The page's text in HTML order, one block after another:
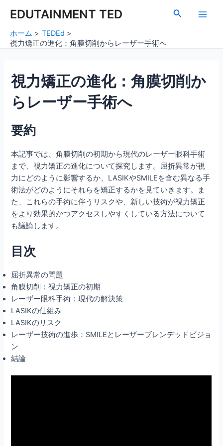
EDUTAINMENT TED
検
Main
ホーム
TEDEd
視力矯正の進化：角膜切削からレーザー手術へ
視力矯正の進化：角膜切削か
らレーザー手術へ
要約
本記事では、角膜切削の初期から現代のレーザー眼科手術
まで、視力矯正の進化について探究します。屈折異常が視
力にどのように影響するか、LASIKやSMILEを含む異なる手
術法がどのようにそれらを矯正するかを見ていきます。ま
た、これらの手術に伴うリスクや、新しい技術が視力矯正
をより効果的かつアクセスしやすくしている方法について
も議論します。
目次
屈折異常の問題
角膜切削：視力矯正の初期
レーザー眼科手術：現代の解決策
LASIKの仕組み
LASIKのリスク
レーザー技術の進歩：SMILEとレーザーブレンデッドビジョ
ン
結論
navigation